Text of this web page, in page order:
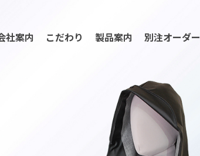
社案内 こだわり 製品案内 別注オーダー